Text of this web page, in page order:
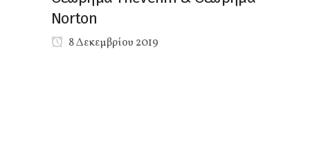
Norton
8 Δεκεμβρίου 2019